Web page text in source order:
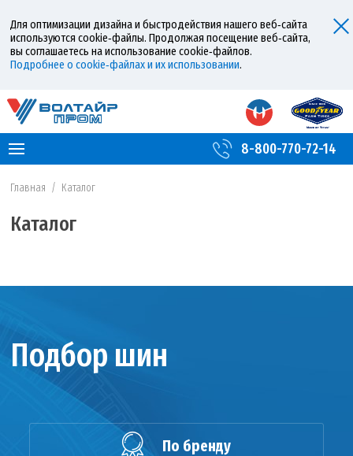
Для оптимизации дизайна и быстродействия нашего веб‑сайта
используются cookie‑файлы. Продолжая посещение веб‑сайта,
вы соглашаетесь на использование cookie‑файлов.
Подробнее о cookie‑файлах и их использовании.
8-800-770-72-14
Главная / Каталог
Каталог
Подбор шин
По бренду